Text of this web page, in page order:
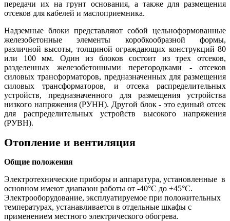
передачи их на грунт основания, а также для размещения
отсеков для кабелей и маслоприемника.
Надземные блоки представляют собой цельноформованные
железобетонные элементы коробкообразной формы,
различной высоты, толщиной ограждающих конструкций 80
или 100 мм. Один из блоков состоит из трех отсеков,
разделенных железобетонными перегородками - отсеков
силовых трансформаторов, предназначенных для размещения
силовых трансформаторов, и отсека распределительных
устройств, предназначенного для размещения устройства
низкого напряжения (РУНН). Другой блок - это единый отсек
для распределительных устройств высокого напряжения
(РУВН).
Отопление и вентиляция
Общие положения
Электротехнические приборы и аппаратура, установленные в
основном имеют диапазон работы от -40°С до +45°С.
Электрооборудование, эксплуатируемое при положительных
температурах, устанавливается в отдельные шкафы с
применением местного электрического обогрева.